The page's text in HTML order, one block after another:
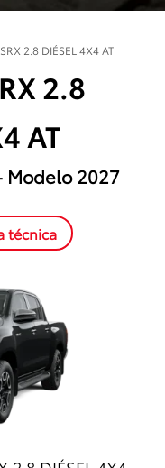
2.8 DIÉSEL 4X4 AT
2.8
AT
Modelo 2027
técnica